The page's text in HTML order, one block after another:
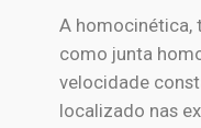
A homocinética,
como junta
velocidade
localizado nas